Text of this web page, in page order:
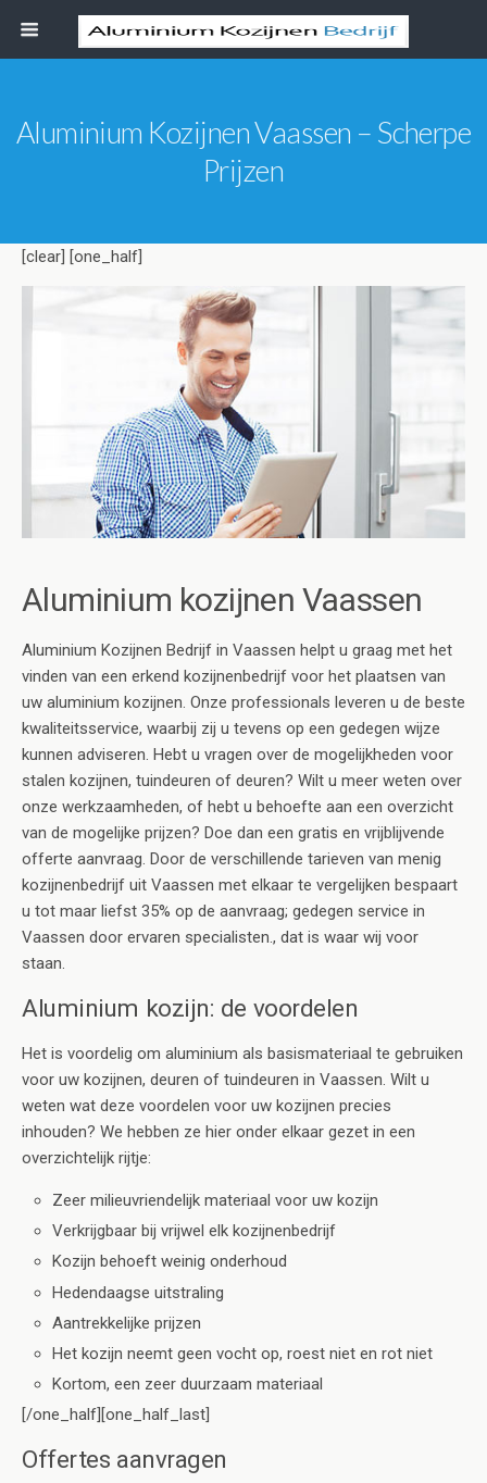
Aluminium Kozijnen Vaassen – Scherpe
Prijzen
[clear] [one_half]
Aluminium kozijnen Vaassen
Aluminium Kozijnen Bedrijf in Vaassen helpt u graag met het
vinden van een erkend kozijnenbedrijf voor het plaatsen van
uw aluminium kozijnen. Onze professionals leveren u de beste
kwaliteitsservice, waarbij zij u tevens op een gedegen wijze
kunnen adviseren. Hebt u vragen over de mogelijkheden voor
stalen kozijnen, tuindeuren of deuren? Wilt u meer weten over
onze werkzaamheden, of hebt u behoefte aan een overzicht
van de mogelijke prijzen? Doe dan een gratis en vrijblijvende
offerte aanvraag. Door de verschillende tarieven van menig
kozijnenbedrijf uit Vaassen met elkaar te vergelijken bespaart
u tot maar liefst 35% op de aanvraag; gedegen service in
Vaassen door ervaren specialisten., dat is waar wij voor
staan.
Aluminium kozijn: de voordelen
Het is voordelig om aluminium als basismateriaal te gebruiken
voor uw kozijnen, deuren of tuindeuren in Vaassen. Wilt u
weten wat deze voordelen voor uw kozijnen precies
inhouden? We hebben ze hier onder elkaar gezet in een
overzichtelijk rijtje:
Zeer milieuvriendelijk materiaal voor uw kozijn
Verkrijgbaar bij vrijwel elk kozijnenbedrijf
Kozijn behoeft weinig onderhoud
Hedendaagse uitstraling
Aantrekkelijke prijzen
Het kozijn neemt geen vocht op, roest niet en rot niet
Kortom, een zeer duurzaam materiaal
[/one_half][one_half_last]
Offertes aanvragen